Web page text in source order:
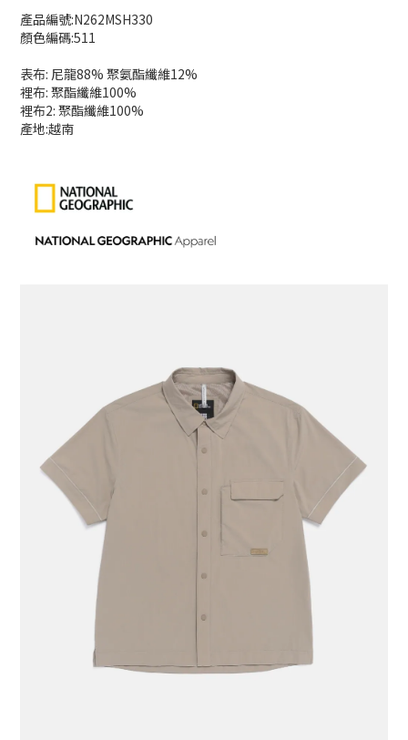
產品編號:N262MSH330
顏色編碼:511
表布: 尼龍88% 聚氨酯纖維12%
裡布: 聚酯纖維100%
裡布2: 聚酯纖維100%
產地:越南